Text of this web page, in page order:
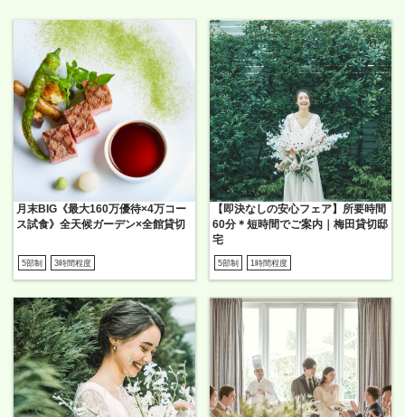
月末BIG《最大160万優待×4万コー
ス試食》全天候ガーデン×全館貸切
5部制 3時間程度
【即決なしの安心フェア】所要時間
60分＊短時間でご案内｜梅田貸切邸
宅
5部制 1時間程度